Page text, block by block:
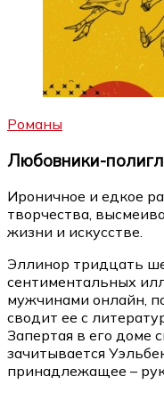
Романы
Любовники-
Ироничное и едкое
творчества,
жизни и искусстве.
Эллинор тридцать
сентиментальных
мужчинами онлайн,
сводит ее с
Запертая в его доме
зачитывается
принадлежащее –